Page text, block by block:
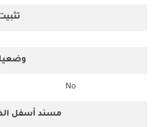
No
مسند أسفل